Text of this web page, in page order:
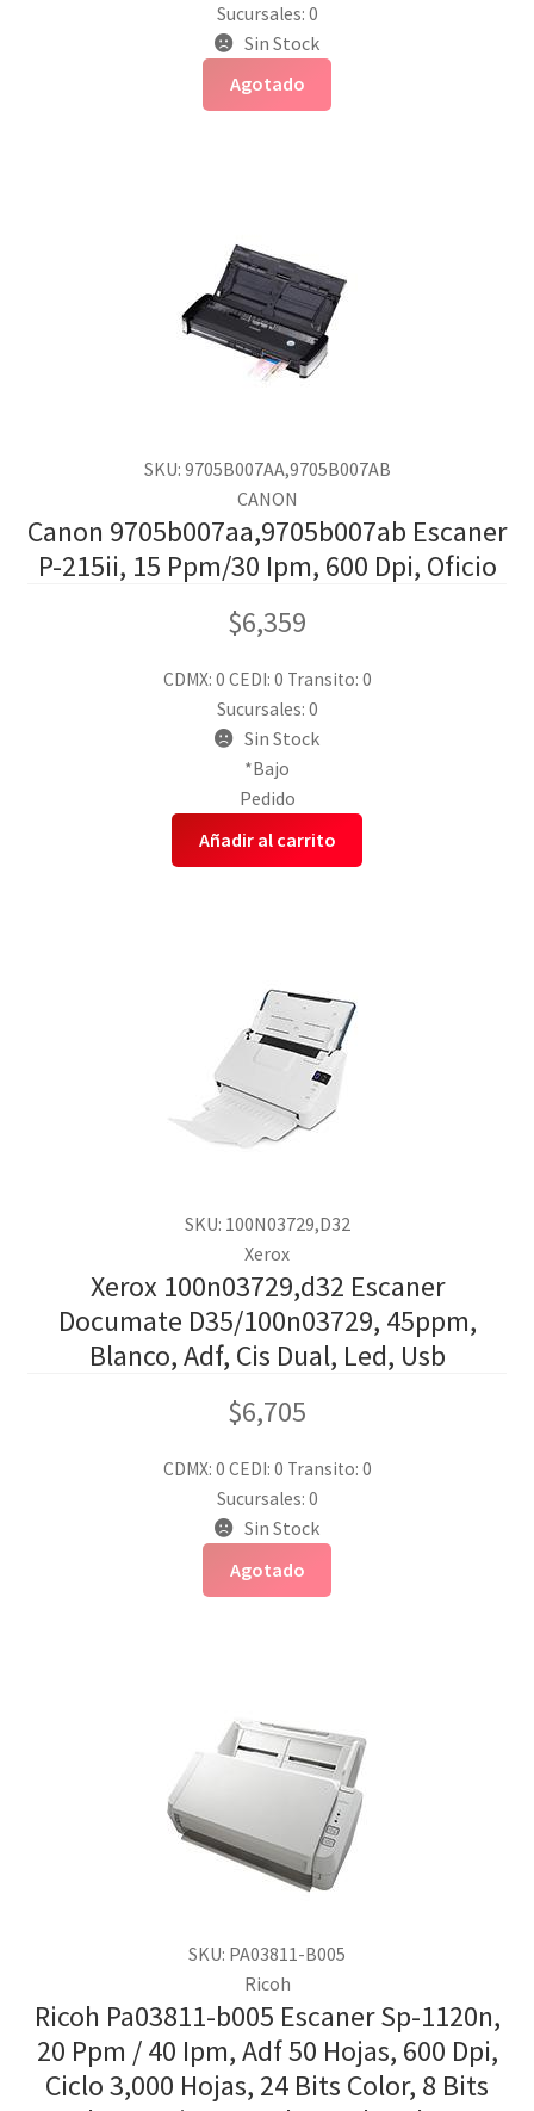
Sucursales: 0
Sin Stock
Agotado
SKU: 9705B007AA,9705B007AB
CANON
Canon 9705b007aa,9705b007ab Escaner
P-215ii, 15 Ppm/30 Ipm, 600 Dpi, Oficio
$6,359
CDMX: 0 CEDI: 0 Transito: 0
Sucursales: 0
Sin Stock
*Bajo
Pedido
Añadir al carrito
SKU: 100N03729,D32
Xerox
Xerox 100n03729,d32 Escaner
Documate D35/100n03729, 45ppm,
Blanco, Adf, Cis Dual, Led, Usb
$6,705
CDMX: 0 CEDI: 0 Transito: 0
Sucursales: 0
Sin Stock
Agotado
SKU: PA03811-B005
Ricoh
Ricoh Pa03811-b005 Escaner Sp-1120n,
20 Ppm / 40 Ipm, Adf 50 Hojas, 600 Dpi,
Ciclo 3,000 Hojas, 24 Bits Color, 8 Bits